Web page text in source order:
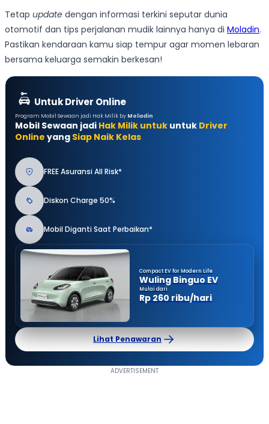
Tetap update dengan informasi terkini seputar dunia
otomotif dan tips perjalanan mudik lainnya hanya di Moladin.
Pastikan kendaraan kamu siap tempur agar momen lebaran
bersama keluarga semakin berkesan!
Untuk Driver Online
Program Mobil Sewaan jadi Hak Milik by Moladin
Mobil Sewaan jadi Hak Milik untuk untuk Driver
Online yang Siap Naik Kelas
FREE Asuransi All Risk*
Diskon Charge 50%
Mobil Diganti Saat Perbaikan*
Compact EV for Modern Life
Wuling Binguo EV
Mulai dari
Rp 260 ribu/hari
Lihat Penawaran